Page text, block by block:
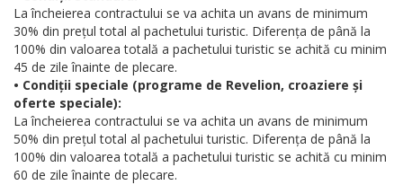
La încheierea contractului se va achita un avans de minimum
30% din prețul total al pachetului turistic. Diferența de până la
100% din valoarea totală a pachetului turistic se achită cu minim
45 de zile înainte de plecare.
• Condiții speciale (programe de Revelion, croaziere și
oferte speciale):
La încheierea contractului se va achita un avans de minimum
50% din prețul total al pachetului turistic. Diferența de până la
100% din valoarea totală a pachetului turistic se achită cu minim
60 de zile înainte de plecare.